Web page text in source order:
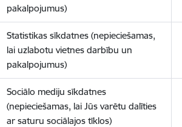
pakalpojumus)
Statistikas sīkdatnes (nepieciešamas,
lai uzlabotu vietnes darbību un
pakalpojumus)
Sociālo mediju sīkdatnes
(nepieciešamas, lai Jūs varētu dalīties
ar saturu sociālajos tīklos)